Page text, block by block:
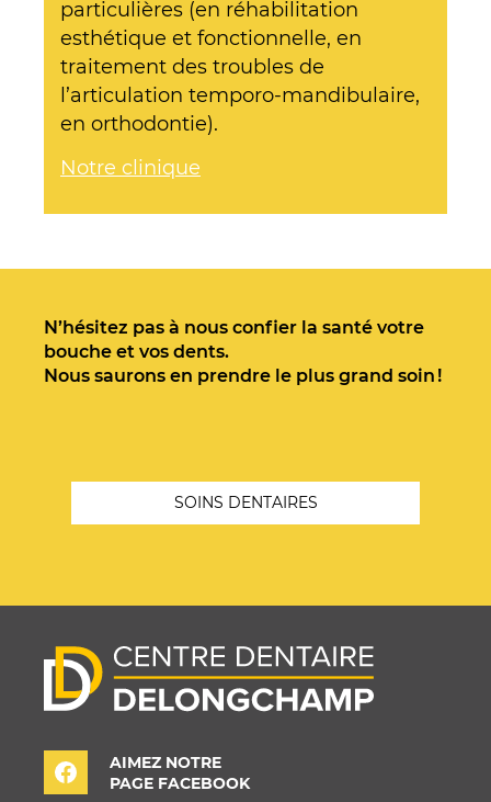
particulières (en réhabilitation
esthétique et fonctionnelle, en
traitement des troubles de
l’articulation temporo-mandibulaire,
en orthodontie).
Notre clinique
N’hésitez pas à nous confier la santé votre
bouche et vos dents.
Nous saurons en prendre le plus grand soin !
SOINS DENTAIRES
AIMEZ NOTRE
PAGE FACEBOOK